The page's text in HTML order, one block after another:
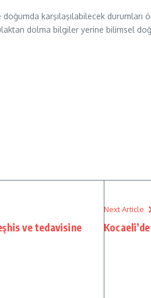
karşılaşılabilecek durumları
dolma bilgiler yerine bilimsel
ve tedavisine
Next Article